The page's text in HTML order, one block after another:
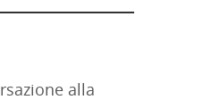
alla